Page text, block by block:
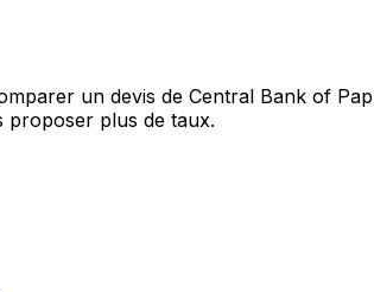
un devis de Central Bank of
proposer plus de taux.